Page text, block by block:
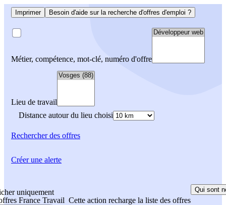
Imprimer Besoin d'aide sur la recherche d'offres d'emploi ?
Métier, compétence, mot-clé, numéro d'offre
Lieu de travail
Distance autour du lieu choisi
Rechercherdes offres
uniquement
France Travail Cette action recharge la liste des offres
Qui sont
Créer une alerte